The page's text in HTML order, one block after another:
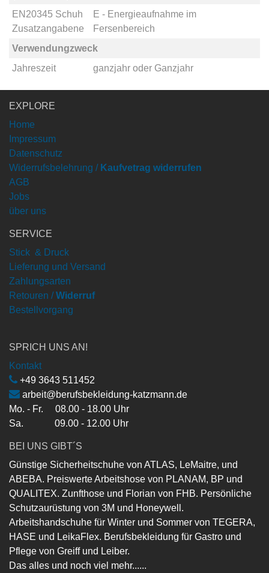
EN20345 Schuh
Zusatzangabene
E - Energieaufnahme im
Fersenbereich
Verwendungzweck
Jahreszeit
ganzjahroder Ganzjahr
EXPLORE
Home
Impressum
Datenschutz
Widerrufsbelehrung / Kaufvetrag widerrufen
AGB
Jobs
über uns
SERVICE
Stick & Druck
Lieferung und Versand
Zahlungsarten
Retouren / Widerruf
Bestellvorgang
SPRICH UNS AN!
Kontakt
+49 3643 511452
arbeit@berufsbekleidung-katzmann.de
Mo. - Fr. 08.00 - 18.00 Uhr
Sa. 09.00 - 12.00 Uhr
BEI UNS GIBT´S
Günstige Sicherheitschuhe von ATLAS, LeMaitre, und
ABEBA. Preiswerte Arbeitshose von PLANAM, BP und
QUALITEX. Zunfthose und Florian von FHB. Persönliche
Schutzaurüstung von 3M und Honeywell.
Arbeitshandschuhe für Winter und Sommer von TEGERA,
HASE und LeikaFlex. Berufsbekleidung für Gastro und
Pflege von Greiff und Leiber.
Das alles und noch viel mehr......